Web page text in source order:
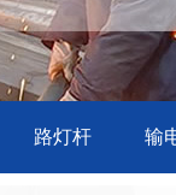
路灯杆 输